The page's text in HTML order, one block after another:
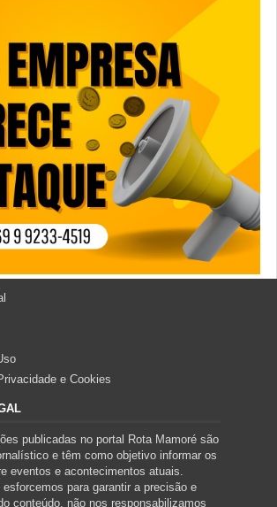
e Cookies
publicadas no portal Rota Mamoré são
e têm como objetivo informar os
eventos e acontecimentos atuais.
esforcemos para garantir a precisão e
conteúdo, não nos responsabilizamos